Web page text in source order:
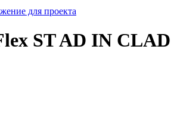
для проекта
ST AD IN CLAD